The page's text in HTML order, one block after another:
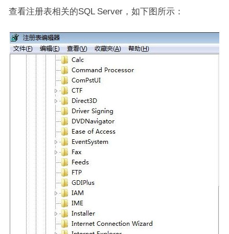
查看注册表相关的SQL Server，如下图所示：